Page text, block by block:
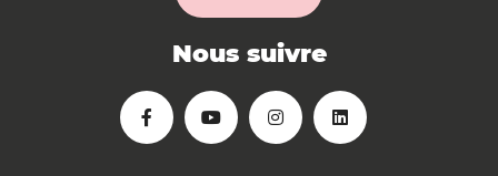
Nous suivre